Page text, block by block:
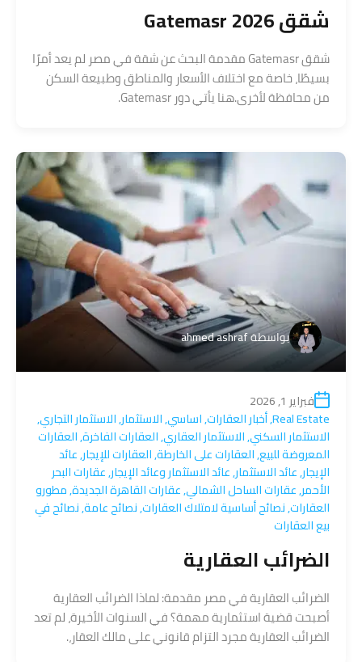
شقق Gatemasr 2026
شقق Gatemasr مقدمة البحث عن شقة في مصر لم يعد أمرًا
بسيطًا، خاصة مع اختلاف الأسعار والمناطق وطبيعة السكن
من محافظة لأخرى.هنا يأتي دور Gatemasr.
بواسطةahmed ashraf
فبراير 1, 2026
Real Estate
,أخبار العقارات,اساسي,الاستثمار,الاستثمار التجاري,
الاستثمار السكني,الاستثمار العقاري,العقارات الفاخرة,العقارات
المعروضة للبيع,العقارات على الخارطة,العقارات للإيجار,عائد
الإيجار,عائد الاستثمار,عائد الاستثمار وعائد الإيجار,عقارات البحر
الأحمر,عقارات الساحل الشمالي,عقارات القاهرة الجديدة,مطورو
العقارات,نصائح أساسية لامتلاك العقارات,نصائح عامة,نصائح في
بيع العقارات
الضرائب العقارية
الضرائب العقارية في مصر مقدمة: لماذا الضرائب العقارية
أصبحت قضية استثمارية مهمة؟ في السنوات الأخيرة، لم تعد
الضرائب العقارية مجرد التزام قانوني على مالك العقار،.